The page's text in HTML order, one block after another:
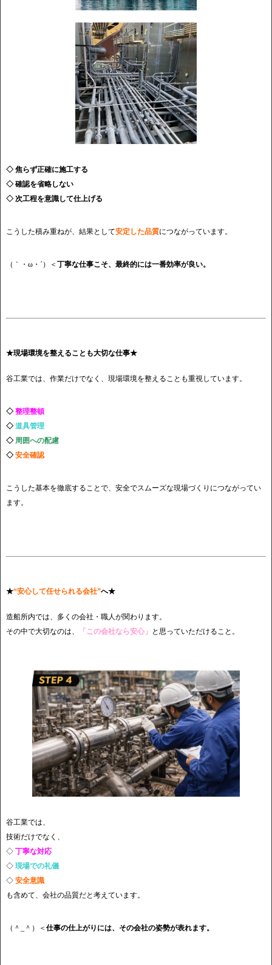
◇ 焦らず正確に施工する
◇ 確認を省略しない
◇ 次工程を意識して仕上げる
こうした積み重ねが、結果として安定した品質につながっています。
（｀・ω・´）＜ 丁寧な仕事こそ、最終的には一番効率が良い。
★現場環境を整えることも大切な仕事★
谷工業では、作業だけでなく、現場環境を整えることも重視しています。
◇ 整理整頓
◇ 道具管理
◇ 周囲への配慮
◇ 安全確認
こうした基本を徹底することで、安全でスムーズな現場づくりにつながってい
ます。
★“安心して任せられる会社”へ★
造船所内では、多くの会社・職人が関わります。
その中で大切なのは、
「この会社なら安心」 と思っていただけること。
谷工業では、
技術だけでなく、
◇ 丁寧な対応
◇ 現場での礼儀
◇ 安全意識
も含めて、会社の品質だと考えています。
（＾_＾）＜ 仕事の仕上がりには、その会社の姿勢が表れます。